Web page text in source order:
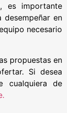
es importante
desempeñar en
necesario
propuestas en
Si desea
cualquiera de